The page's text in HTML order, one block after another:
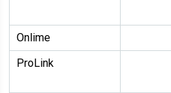
Onlime
ProLink